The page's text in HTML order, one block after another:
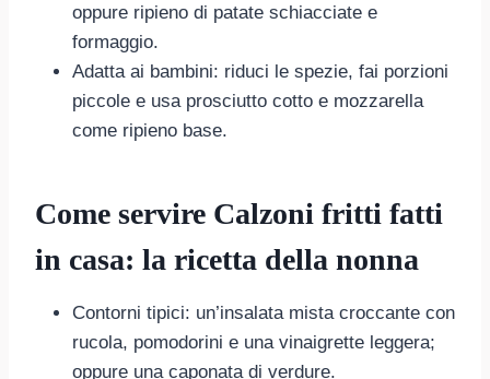
oppure ripieno di patate schiacciate e
formaggio.
Adatta ai bambini: riduci le spezie, fai porzioni
piccole e usa prosciutto cotto e mozzarella
come ripieno base.
Come servire Calzoni fritti fatti
in casa: la ricetta della nonna
Contorni tipici: un’insalata mista croccante con
rucola, pomodorini e una vinaigrette leggera;
oppure una caponata di verdure.